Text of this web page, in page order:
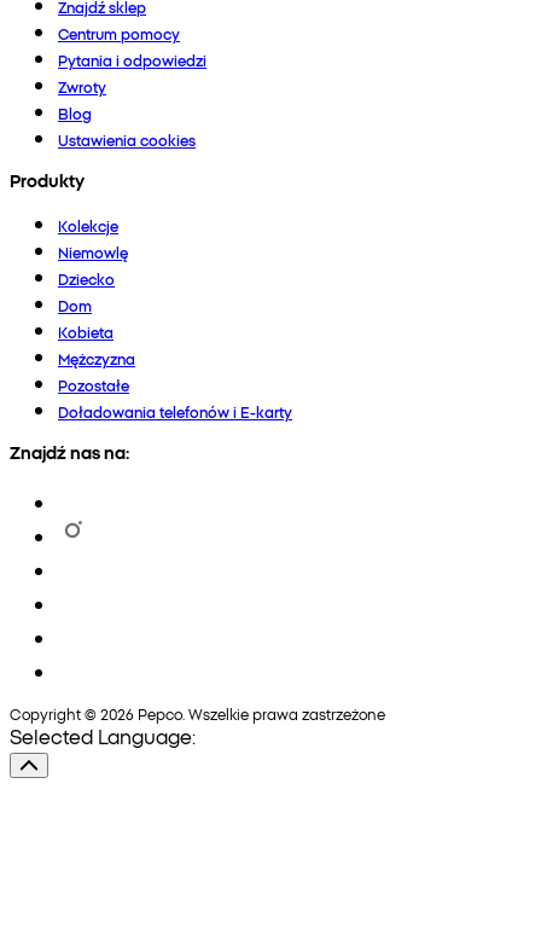
Znajdź sklep
Centrum pomocy
Pytania i odpowiedzi
Zwroty
Blog
Ustawienia cookies
Produkty
Kolekcje
Niemowlę
Dziecko
Dom
Kobieta
Mężczyzna
Pozostałe
Doładowania telefonów i E-karty
Znajdź nas na:
Copyright © 2026 Pepco. Wszelkie prawa zastrzeżone
Selected Language: